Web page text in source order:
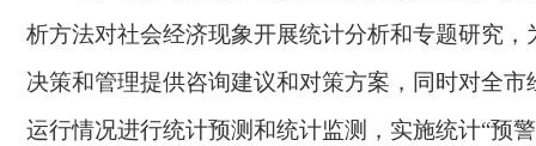
析方法对社会经济现象开展统计分析和专题研究，
决策和管理提供咨询建议和对策方案，同时对全市
运行情况进行统计预测和统计监测，实施统计“预